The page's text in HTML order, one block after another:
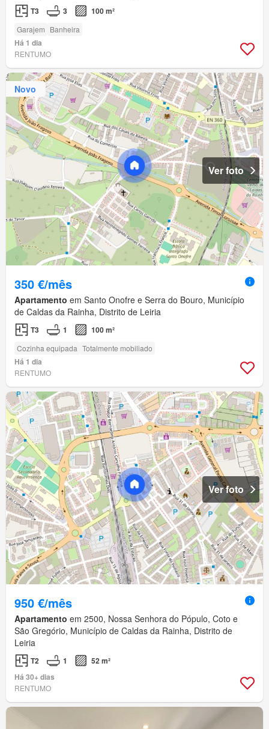
T3 3 100 m²
Garajem Banheira
Há 1 dia
RENTUMO
Novo
Ver foto
350 €/mês
Apartamento em Santo Onofre e Serra do Bouro, Município
de Caldas da Rainha, Distrito de Leiria
T3 1 100 m²
Cozinha equipada Totalmente mobiliado
Há 1 dia
RENTUMO
Ver foto
950 €/mês
Apartamento em 2500, Nossa Senhora do Pópulo, Coto e
São Gregório, Município de Caldas da Rainha, Distrito de
Leiria
T2 1
52 m²
Há 30+ dias
RENTUMO